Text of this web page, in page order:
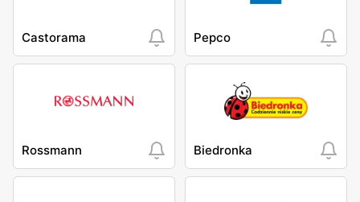
Castorama Pepco
Rossmann Biedronka